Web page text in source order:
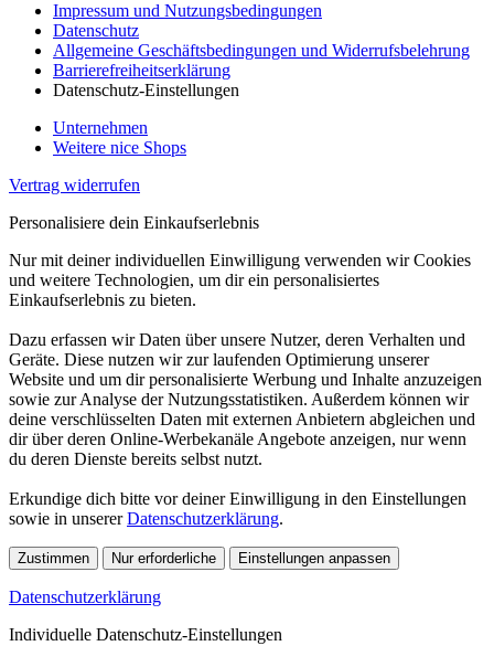
Impressum und Nutzungsbedingungen
Datenschutz
Allgemeine Geschäftsbedingungen und Widerrufsbelehrung
Barrierefreiheitserklärung
Datenschutz-Einstellungen
Unternehmen
Weitere nice Shops
Vertrag widerrufen
Personalisiere dein Einkaufserlebnis
Nur mit deiner individuellen Einwilligung verwenden wir Cookies
und weitere Technologien, um dir ein personalisiertes
Einkaufserlebnis zu bieten.
Dazu erfassen wir Daten über unsere Nutzer, deren Verhalten und
Geräte. Diese nutzen wir zur laufenden Optimierung unserer
Website und um dir personalisierte Werbung und Inhalte anzuzeigen
sowie zur Analyse der Nutzungsstatistiken. Außerdem können wir
deine verschlüsselten Daten mit externen Anbietern abgleichen und
dir über deren Online-Werbekanäle Angebote anzeigen, nur wenn
du deren Dienste bereits selbst nutzt.
Erkundige dich bitte vor deiner Einwilligung in den Einstellungen
sowie in unsererDatenschutzerklärung.
Zustimmen Nur erforderliche Einstellungen anpassen
Datenschutzerklärung
Individuelle Datenschutz-Einstellungen